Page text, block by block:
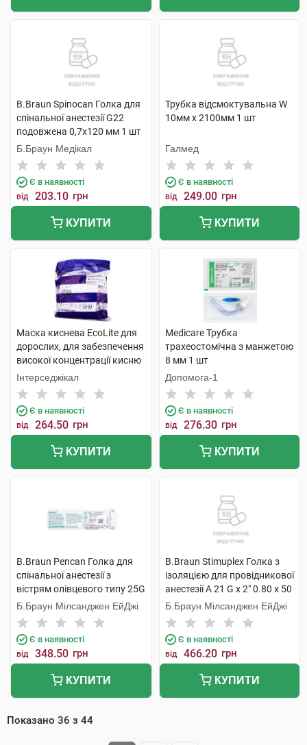
B.Braun Spinocan Голка для
спінальної анестезії G22
подовжена 0,7х120 мм 1 шт
Б.Браун Медікал
Є в наявності
від 203.10 грн
КУПИТИ
Трубка відсмоктувальна W
10мм х 2100мм 1 шт
Галмед
Є в наявності
від 249.00 грн
КУПИТИ
Маска киснева EcoLite для
дорослих, для забезпечення
високої концентрації кисню
з кисневою трубкою 1 шт
Інтерседжікал
Є в наявності
від 264.50 грн
КУПИТИ
Medicare Трубка
трахеостомічна з манжетою
8 мм 1 шт
Допомога-1
Є в наявності
від 276.30 грн
КУПИТИ
B.Braun Pencan Голка для
спінальної анестезії з
вістрям олівцевого типу 25G
0,53х88 мм 1 шт
Б.Браун Мілсанджен ЕйДжі
Є в наявності
від 348.50 грн
КУПИТИ
B.Braun Stimuplex Голка з
ізоляцією для провідникової
анестезії A 21 G x 2" 0.80 x 50
мм 1 шт
Б.Браун Мілсанджен ЕйДжі
Є в наявності
від 466.20 грн
КУПИТИ
Показано 36 з 44